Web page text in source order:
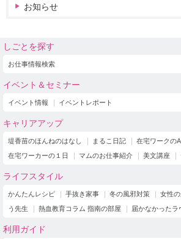
お知らせ
しごとを探す
お仕事情報検索
イベント＆セミナー
イベント情報 イベントレポート
キャリアアップ
堤香苗のほんねのはなし まるこ日記 在宅ワークの
在宅ワーカーの１日
マムのお仕事紹介 美文講座
ライフスタイル
かんたんレシピ 手抜き家事 冬の風邪対策 女性
う先生
熱血教育コラム 指南の部屋 届かなかったラ
利用ガイド